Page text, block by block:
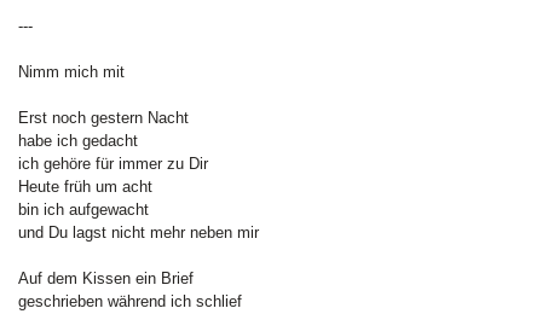
---
Nimm mich mit
Erst noch gestern Nacht
habe ich gedacht
ich gehöre für immer zu Dir
Heute früh um acht
bin ich aufgewacht
und Du lagst nicht mehr neben mir
Auf dem Kissen ein Brief
geschrieben während ich schlief